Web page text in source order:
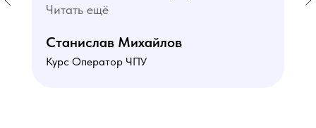
знаний. В курсе мне понравился блок
и программированию - это как раз то,
чего мне не хватало. Преподаватели
Читать ещё
Станислав Михайлов
Курс Оператор ЧПУ